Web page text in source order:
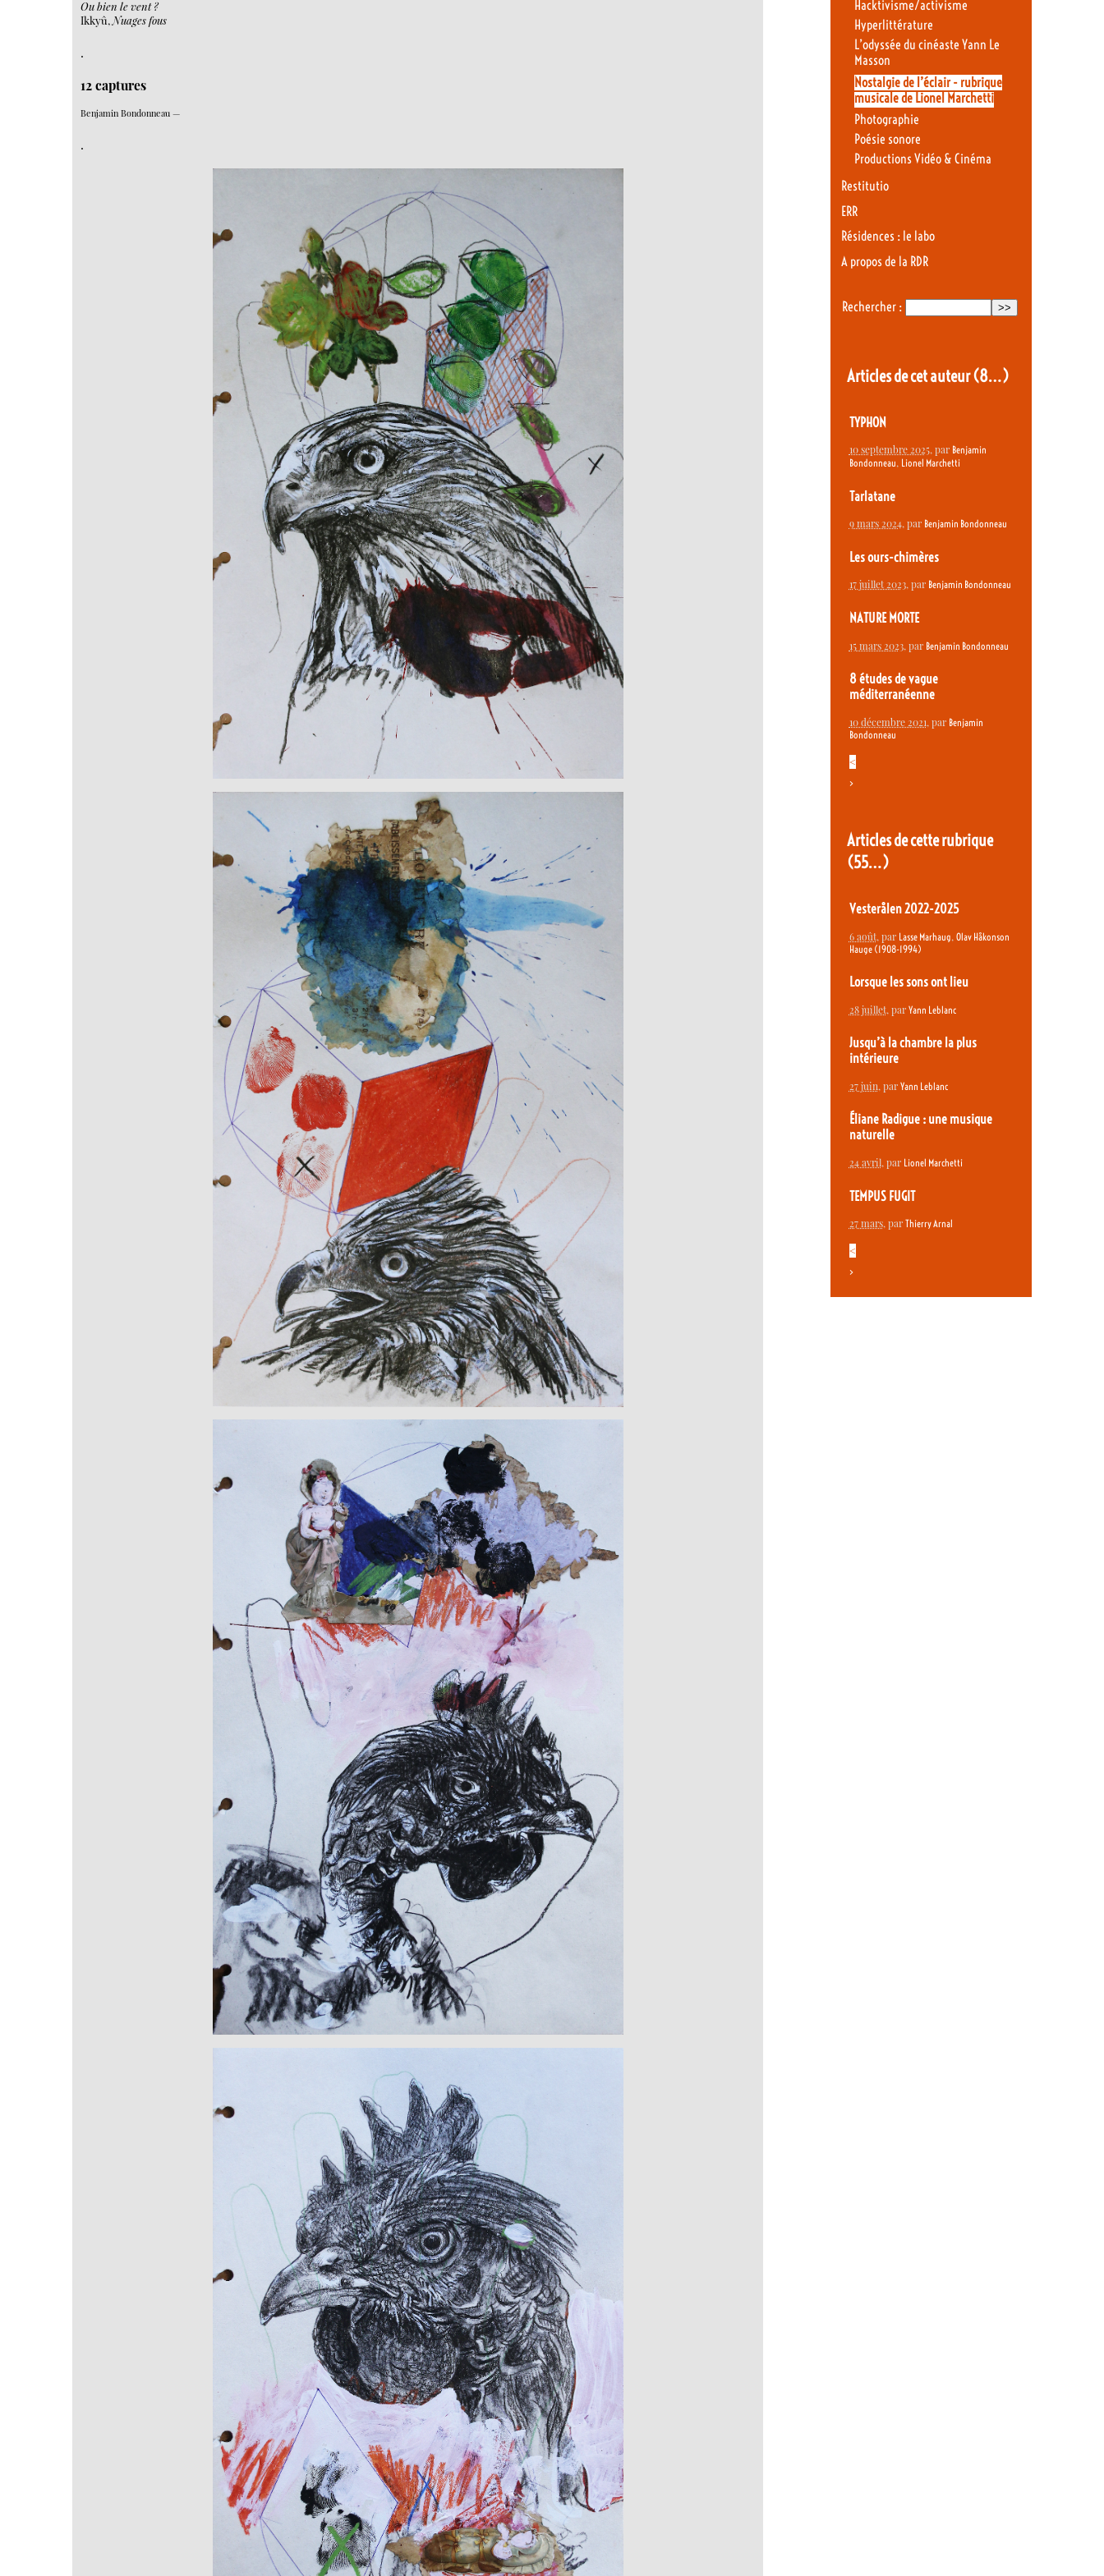
Ou bien le vent ?
Ikkyû, Nuages fous
.
12 captures
Benjamin Bondonneau —
.
Hacktivisme/activisme
Hyperlittérature
L’odyssée du cinéaste Yann Le
Masson
Nostalgie de l’éclair - rubrique
musicale de Lionel Marchetti
Photographie
Poésie sonore
Productions Vidéo & Cinéma
Restitutio
ERR
Résidences : le labo
A propos de la RDR
Rechercher :
Articles de cet auteur(8…)
TYPHON
10 septembre 2025, par Benjamin
Bondonneau, Lionel Marchetti
Tarlatane
9 mars 2024, par Benjamin Bondonneau
Les ours-chimères
17 juillet 2023, par Benjamin Bondonneau
NATURE MORTE
15 mars 2023, par Benjamin Bondonneau
8 études de vague
méditerranéenne
10 décembre 2021, par Benjamin
Bondonneau
<
>
Articles de cette rubrique
(55…)
Vesterålen 2022-2025
6 août, par Lasse Marhaug, Olav Håkonson
Hauge (1908-1994)
Lorsque les sons ont lieu
28 juillet, par Yann Leblanc
Jusqu’à la chambre la plus
intérieure
27 juin, par Yann Leblanc
Éliane Radigue : une musique
naturelle
24 avril, par Lionel Marchetti
TEMPUS FUGIT
27 mars, par Thierry Arnal
<
>